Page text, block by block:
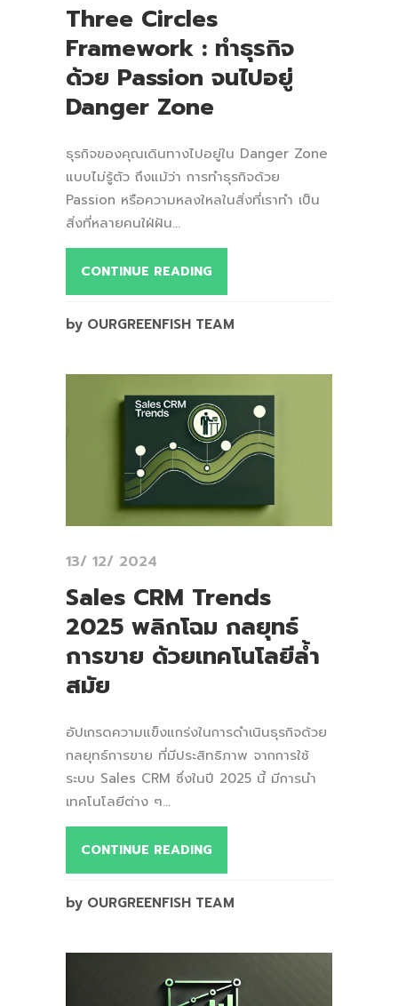
Three Circles
Framework : ทำธุรกิจ
ด้วย Passion จนไปอยู่
Danger Zone
ธุรกิจของคุณเดินทางไปอยู่ใน Danger Zone
แบบไม่รู้ตัว ถึงแม้ว่า การทำธุรกิจด้วย
Passion หรือความหลงใหลในสิ่งที่เราทำ เป็น
สิ่งที่หลายคนใฝ่ฝัน...
CONTINUE READING
by OURGREENFISH TEAM
13/ 12/ 2024
Sales CRM Trends
2025 พลิกโฉม กลยุทธ์
การขาย ด้วยเทคโนโลยีล้ำ
สมัย
อัปเกรดความแข็งแกร่งในการดำเนินธุรกิจด้วย
กลยุทธ์การขาย ที่มีประสิทธิภาพ จากการใช้
ระบบ Sales CRM ซึ่งในปี 2025 นี้ มีการนำ
เทคโนโลยีต่าง ๆ...
CONTINUE READING
by OURGREENFISH TEAM